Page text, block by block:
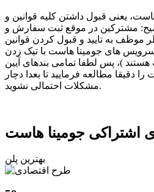
یعنی قبول داشتن کلیه قوانین و
مشترکین در موقع ثبت سفارش و
به تایید و قبول کردن قوانین
های جومینا هاست با تیک زدن
)، پس لطفا تمامی بندهای آیین
دقیقا مطالعه فرمایید تا بعدا دچار
مشکلات احتمالی نشوید.
اشتراکی جومینا هاست
بهترین پلن